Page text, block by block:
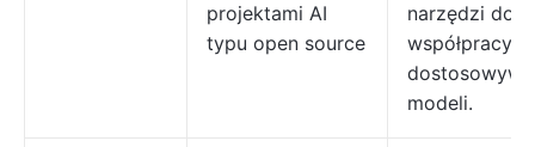
projektami AI
typu open source
narzędzi do
współpracy i
modeli.